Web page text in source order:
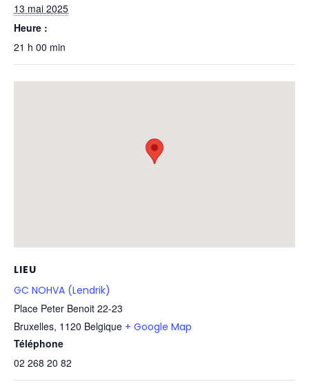
13 mai 2025
Heure :
21 h 00 min
LIEU
GC NOHVA (Lendrik)
Place Peter Benoit 22-23
Bruxelles, 1120 Belgique + Google Map
Téléphone
02 268 20 82